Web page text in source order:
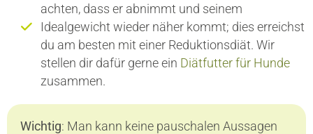
achten, dass er abnimmt und seinem
Idealgewicht wieder näher kommt; dies erreichst
du am besten mit einer Reduktionsdiät. Wir
stellen dir dafür gerne ein Diätfutter für Hunde
zusammen.
Wichtig: Man kann keine pauschalen Aussagen